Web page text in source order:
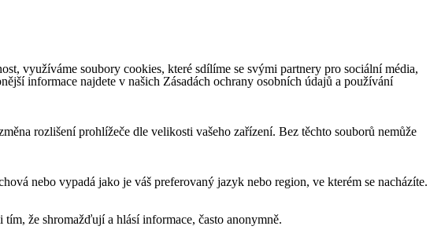
využíváme soubory cookies, které sdílíme se svými partnery pro sociální média,
informace najdete v našich Zásadách ochrany osobních údajů a používání
rozlišení prohlížeče dle velikosti vašeho zařízení. Bez těchto souborů nemůže
nebo vypadá jako je váš preferovaný jazyk nebo region, ve kterém se nacházíte.
že shromažďují a hlásí informace, často anonymně.